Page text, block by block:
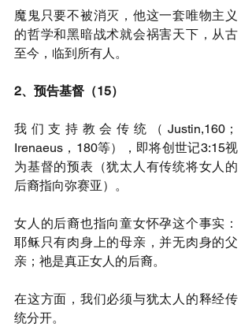
魔鬼只要不被消灭，他这一套唯物主义
的哲学和黑暗战术就会祸害天下，从古
至今，临到所有人。
2、预告基督（15）
我们支持教会传统（Justin,160；
Irenaeus，180等），即将创世记3:15视
为基督的预表（犹太人有传统将女人的
后裔指向弥赛亚）。
女人的后裔也指向童女怀孕这个事实：
耶稣只有肉身上的母亲，并无肉身的父
亲；祂是真正女人的后裔。
在这方面，我们必须与犹太人的释经传
统分开。